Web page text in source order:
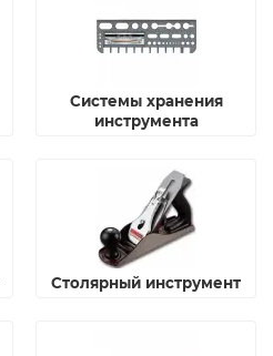
Системы хранения
инструмента
Столярный инструмент